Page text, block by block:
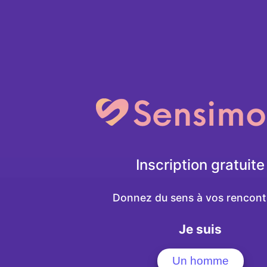
Inscription gratuite
Donnez du sens à vos
Je suis
Un homme